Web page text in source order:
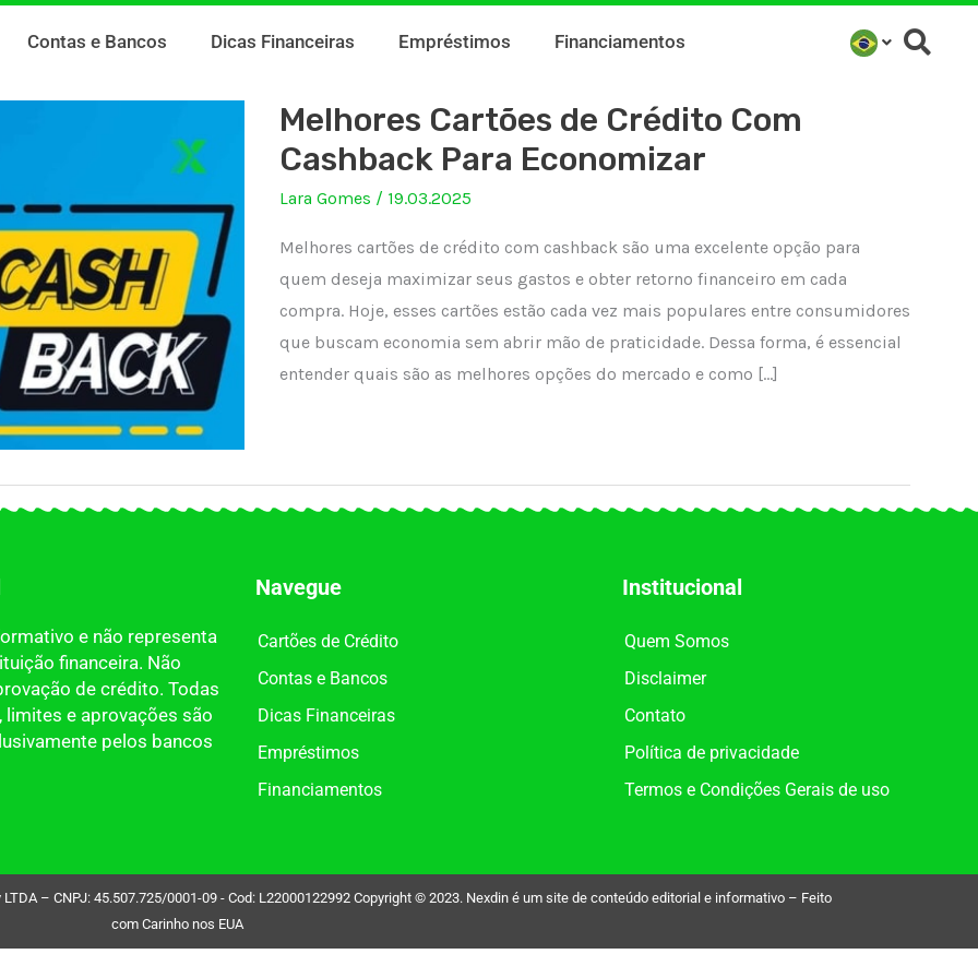
Contas e Bancos Dicas Financeiras Empréstimos Financiamentos
Melhores Cartões de Crédito Com
Cashback Para Economizar
Lara Gomes / 19.03.2025
Melhores cartões de crédito com cashback são uma excelente opção para
quem deseja maximizar seus gastos e obter retorno financeiro em cada
compra. Hoje, esses cartões estão cada vez mais populares entre consumidores
que buscam economia sem abrir mão de praticidade. Dessa forma, é essencial
entender quais são as melhores opções do mercado e como […]
e não representa
financeira. Não
de crédito. Todas
limites e aprovações são
pelos bancos
Navegue
Cartões de Crédito
Contas e Bancos
Dicas Financeiras
Empréstimos
Financiamentos
Institucional
Quem Somos
Disclaimer
Contato
Política de privacidade
Termos e Condições Gerais de uso
– CNPJ: 45.507.725/0001-09 - Cod: L22000122992 Copyright © 2023. Nexdin é um site de conteúdo editorial e informativo – Feito
com Carinho nos EUA